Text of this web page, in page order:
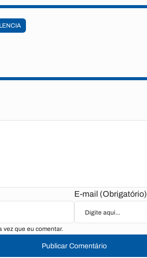
E-mail (Obrigatório)
vez que eu comentar.
Publicar Comentário